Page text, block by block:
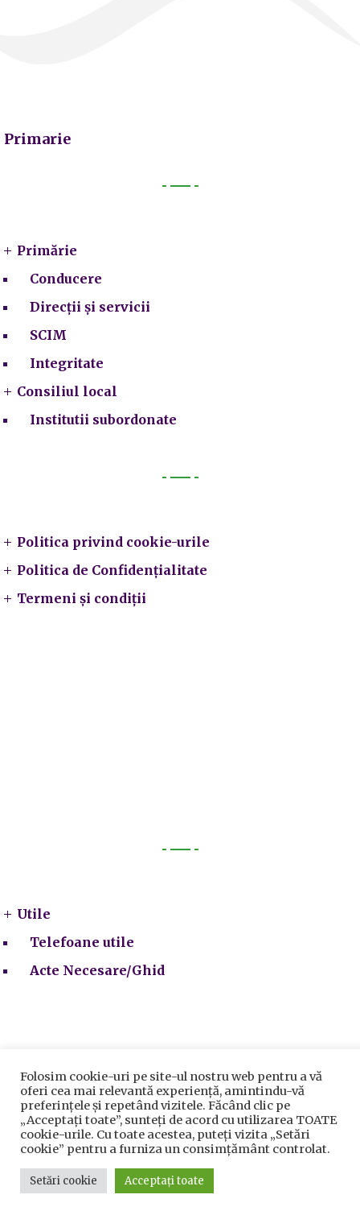
Primarie
Primărie
Conducere
Direcții și servicii
SCIM
Integritate
Consiliul local
Institutii subordonate
Politica privind cookie-urile
Politica de Confidențialitate
Termeni și condiții
Utile
Telefoane utile
Acte Necesare/Ghid
Prelucrarea datelor cu caracter personal|Politica de
utilizare cookie-uri
Primăria Sectorului 5 București©️2021. Toate drepturile
rezervate.
Folosim cookie-uri pe site-ul nostru web pentru a vă
oferi cea mai relevantă experiență, amintindu-vă
preferințele și repetând vizitele. Făcând clic pe
„Acceptați toate”, sunteți de acord cu utilizarea TOATE
cookie-urile. Cu toate acestea, puteți vizita „Setări
cookie” pentru a furniza un consimțământ controlat.
Setări cookie Acceptați toate